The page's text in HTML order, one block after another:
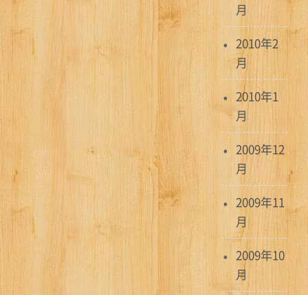
月
2010年2
月
2010年1
月
2009年12
月
2009年11
月
2009年10
月